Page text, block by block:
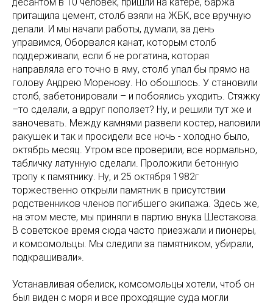
притащила цемент, столб взяли на ЖБК, все вручную
делали. И мы начали работы, думали, за день
управимся, Оборвался канат, которым столб
поддерживали, если б не рогатина, которая
направляла его точно в яму, столб упал бы прямо на
голову Андрею Моренову. Но обошлось. У становили
столб, забетонировали – и побоялись уходить. Стяжку
–то сделали, а вдруг поползет? Ну, и решили тут же и
заночевать. Между камнями развели костер, наловили
ракушек и так и просидели все ночь - холодно было,
октябрь месяц. Утром все проверили, все нормально,
табличку латунную сделали. Проложили бетонную
тропу к памятнику. Ну, и 25 октября 1982г
торжественно открыли памятник в присутствии
родственников членов погибшего экипажа. Здесь же,
на этом месте, мы приняли в партию внука Шестакова.
В советское время сюда часто приезжали и пионеры,
и комсомольцы. Мы следили за памятником, убирали,
подкрашивали».
Устанавливая обелиск, комсомольцы хотели, чтоб он
был виден с моря и все проходящие суда могли